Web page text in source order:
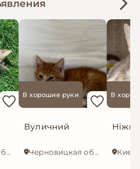
Черновицкая область
В хорошие руки
Вуличний
Черновицкая область
В
Киев